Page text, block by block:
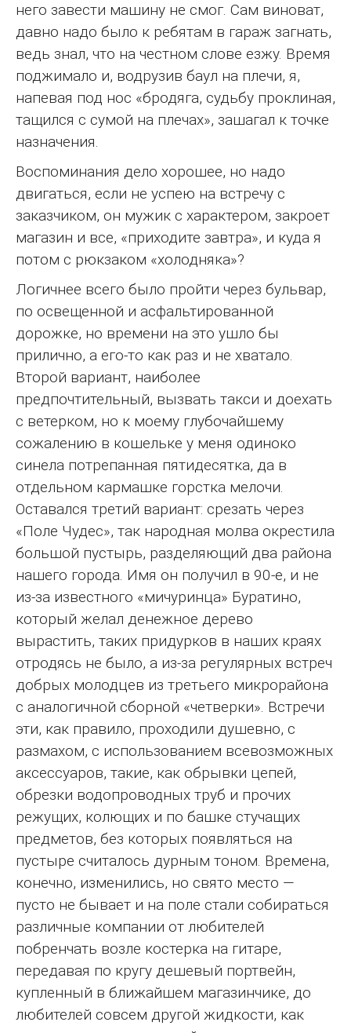
него завести машину не смог. Сам виноват,
давно надо было к ребятам в гараж загнать,
ведь знал, что на честном слове езжу. Время
поджимало и, водрузив баул на плечи, я,
напевая под нос «бродяга, судьбу проклиная,
тащился с сумой на плечах», зашагал к точке
назначения.
Воспоминания дело хорошее, но надо
двигаться, если не успею на встречу с
заказчиком, он мужик с характером, закроет
магазин и все, «приходите завтра», и куда я
потом с рюкзаком «холодняка»?
Логичнее всего было пройти через бульвар,
по освещенной и асфальтированной
дорожке, но времени на это ушло бы
прилично, а его-то как раз и не хватало.
Второй вариант, наиболее
предпочтительный, вызвать такси и доехать
с ветерком, но к моему глубочайшему
сожалению в кошельке у меня одиноко
синела потрепанная пятидесятка, да в
отдельном кармашке горстка мелочи.
Оставался третий вариант: срезать через
«Поле Чудес», так народная молва окрестила
большой пустырь, разделяющий два района
нашего города. Имя он получил в 90-е, и не
из-за известного «мичуринца» Буратино,
который желал денежное дерево
вырастить, таких придурков в наших краях
отродясь не было, а из-за регулярных встреч
добрых молодцев из третьего микрорайона
с аналогичной сборной «четверки». Встречи
эти, как правило, проходили душевно, с
размахом, с использованием всевозможных
аксессуаров, такие, как обрывки цепей,
обрезки водопроводных труб и прочих
режущих, колющих и по башке стучащих
предметов, без которых появляться на
пустыре считалось дурным тоном. Времена,
конечно, изменились, но свято место —
пусто не бывает и на поле стали собираться
различные компании от любителей
побренчать возле костерка на гитаре,
передавая по кругу дешевый портвейн,
купленный в ближайшем магазинчике, до
любителей совсем другой жидкости, как